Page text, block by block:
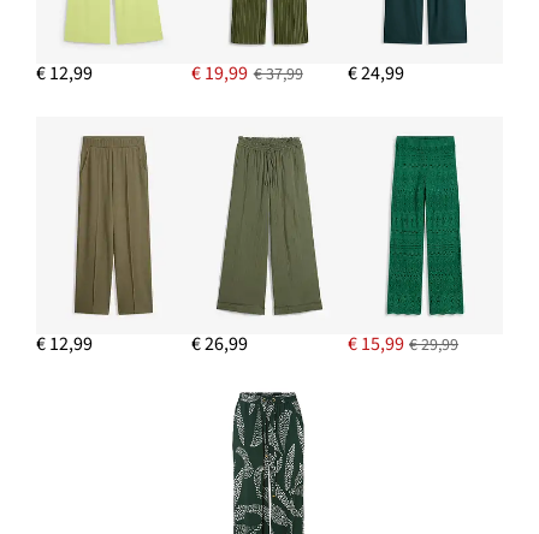
€ 12,99 € 19,99 € 37,99 € 24,99
€ 12,99 € 26,99 € 15,99 € 29,99